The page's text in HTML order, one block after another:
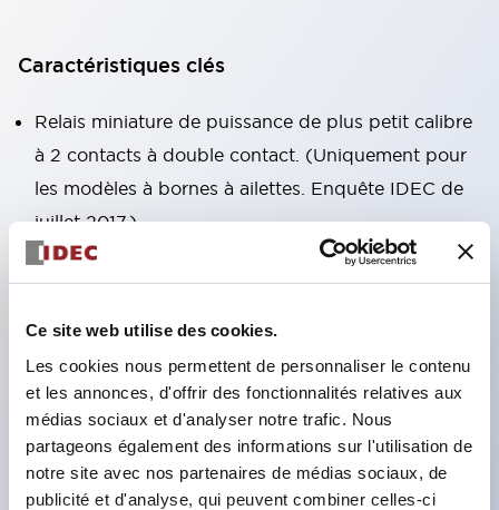
Ce site web utilise des cookies.
Les cookies nous permettent de personnaliser le contenu
et les annonces, d'offrir des fonctionnalités relatives aux
médias sociaux et d'analyser notre trafic. Nous
partageons également des informations sur l'utilisation de
notre site avec nos partenaires de médias sociaux, de
publicité et d'analyse, qui peuvent combiner celles-ci
Caractéristiques clés
Relais miniature de puissance de plus petit calibre
à 2 contacts à double contact. (Uniquement pour
les modèles à bornes à ailettes. Enquête IDEC de
juillet 2017.)
Équipé en standard d'une LED d'indication de
fonctionnement à haute luminosité sans polarité
(sauf pour le modèle simple). La structure unique
de la LED IDEC garantit une visibilité claire,
facilitant ainsi la confirmation de l'état d'allumage.
Disponible avec diode en polarité directe et
inverse ainsi qu'avec circuit RC.
La tension inverse de tous les modèles à diode est